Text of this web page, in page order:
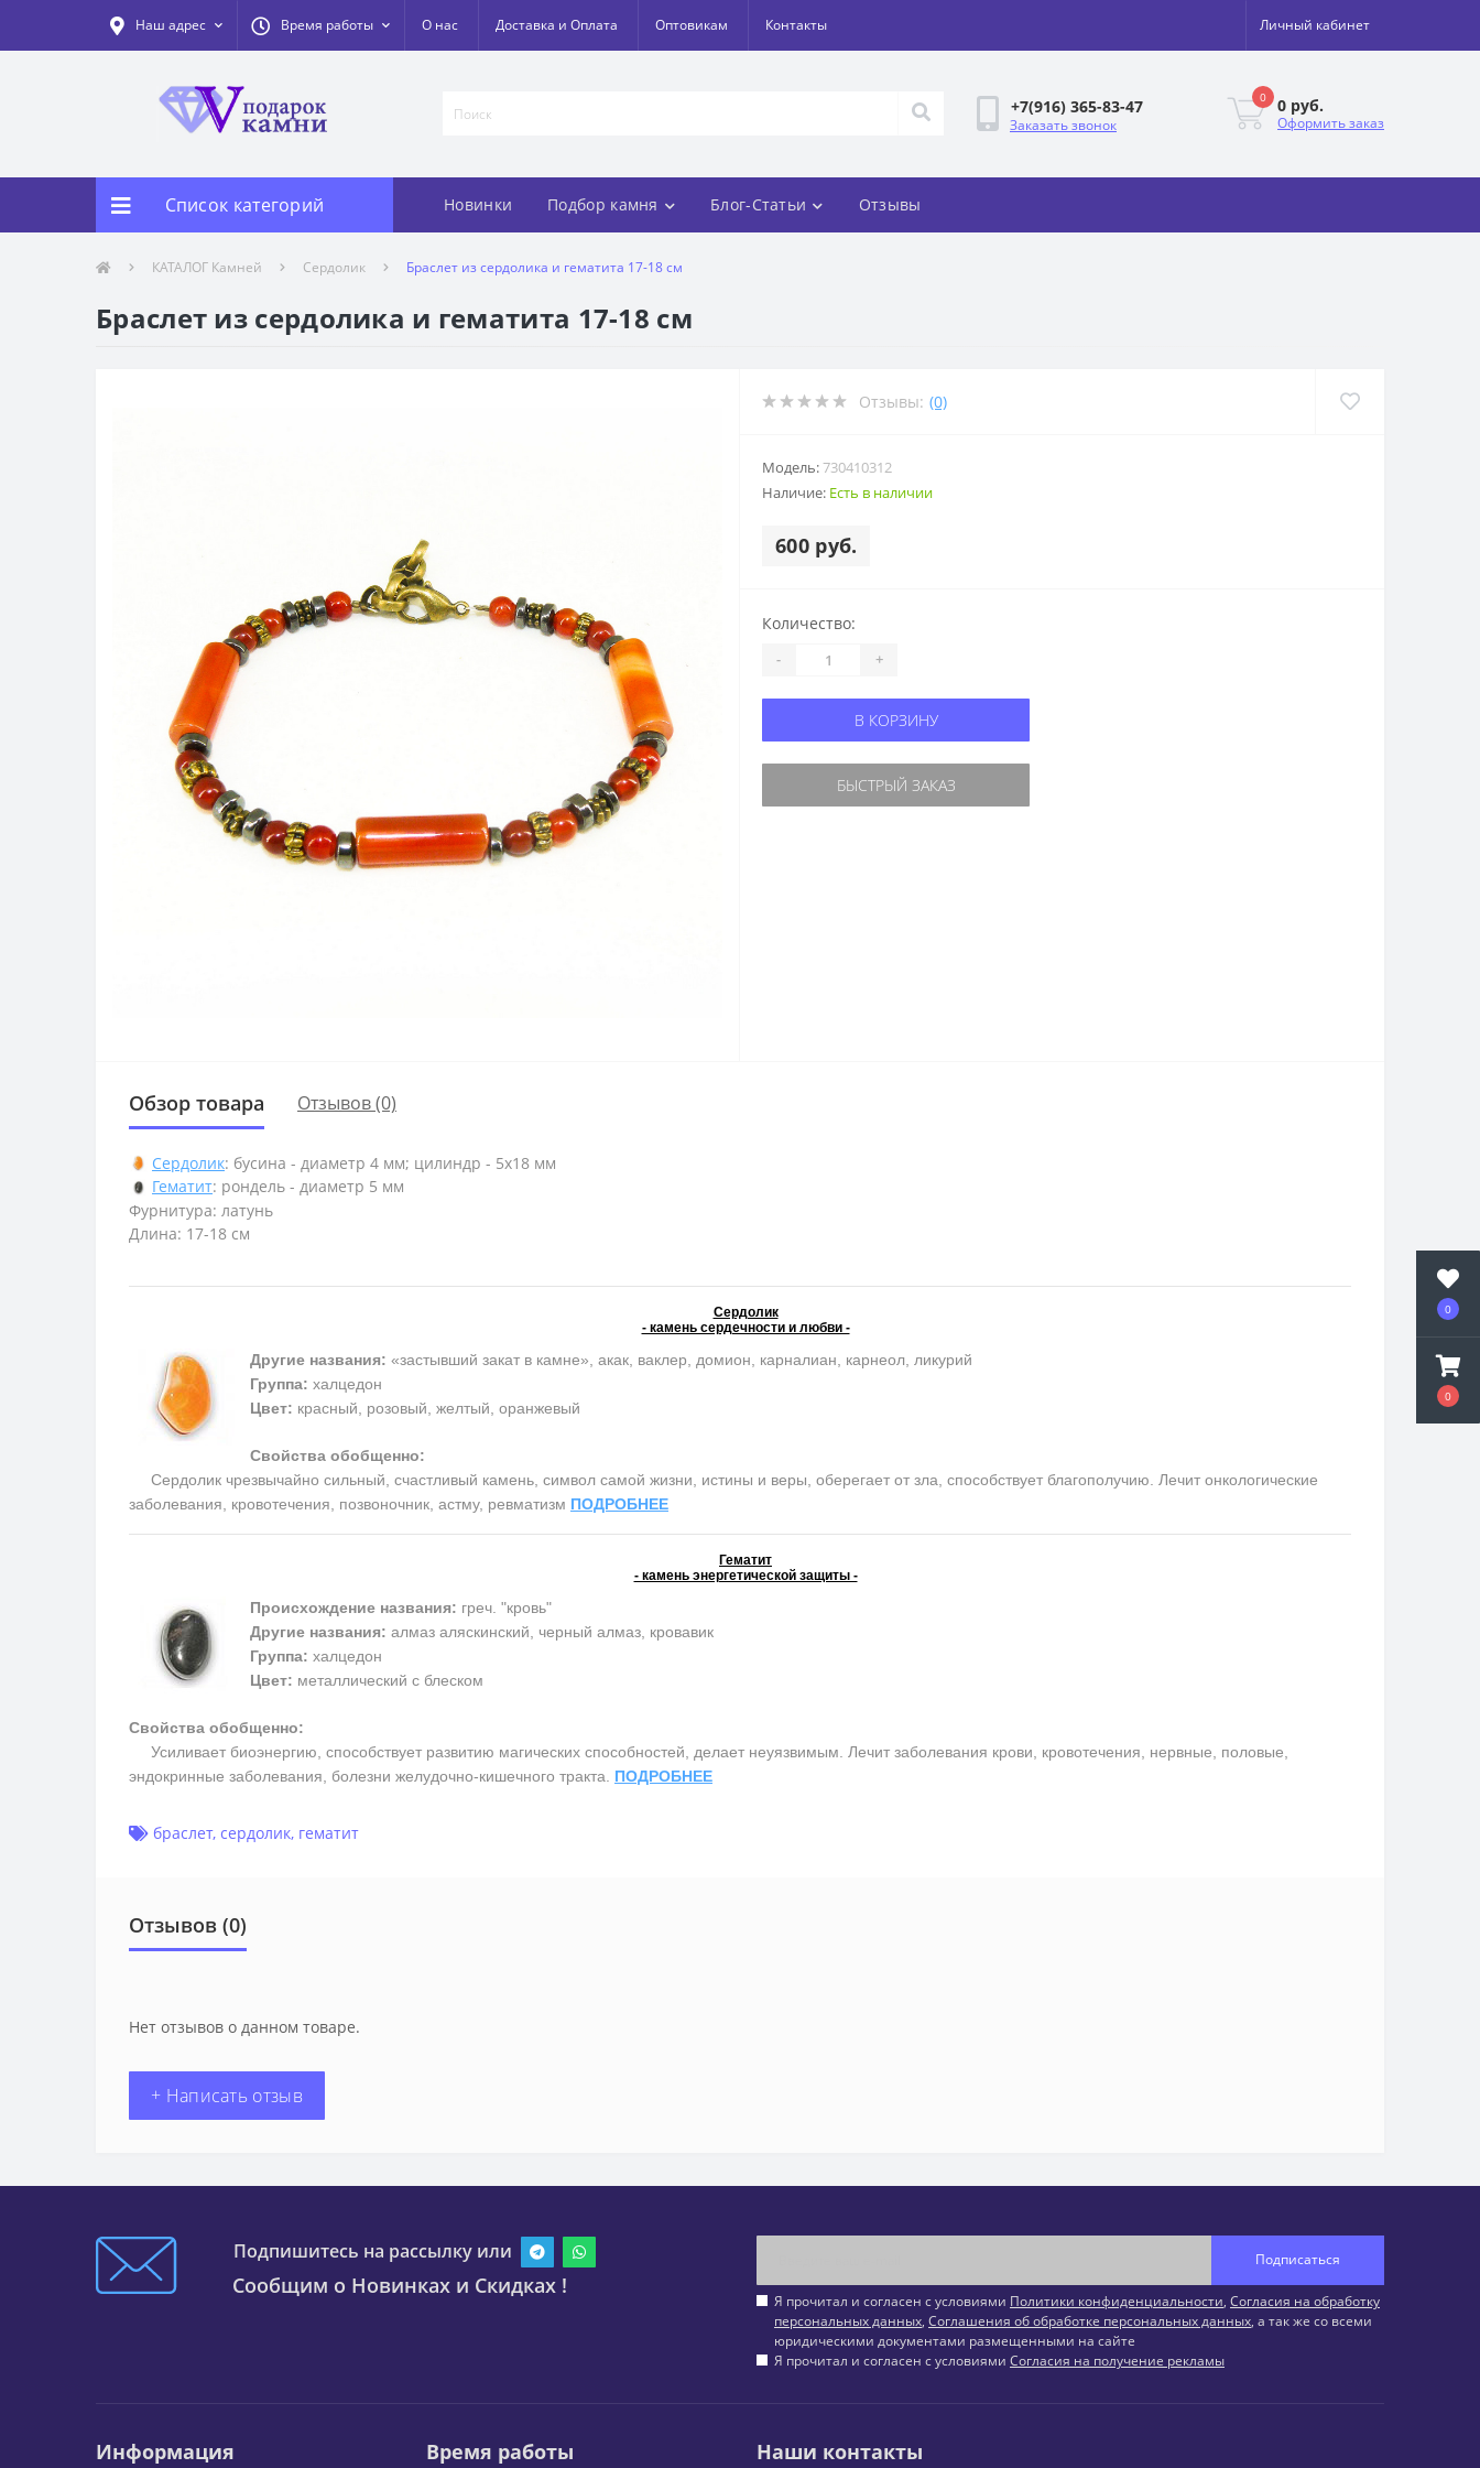
0
0
Наш адрес Время работы О нас Доставка и Оплата Оптовикам Контакты Личный кабинет
+7(916) 365-83-47
Заказать звонок
0 0 руб.
Оформить заказ
Список категорий Новинки Подбор камня Блог-Статьи Отзывы
КАТАЛОГ Камней Сердолик Браслет из сердолика и гематита 17-18 см
Браслет из сердолика и гематита 17-18 см
Отзывы: (0)
Модель:730410312
Наличие: Есть в наличии
600 руб.
Количество:
- +
В КОРЗИНУ
БЫСТРЫЙ ЗАКАЗ
Обзор товара Отзывов (0)
Сердолик: бусина - диаметр 4 мм; цилиндр - 5х18 мм
Гематит: рондель - диаметр 5 мм
Фурнитура: латунь
Длина: 17-18 см
Сердолик
- камень сердечности и любви -
Другие названия: «застывший закат в камне», акак, ваклер, домион, карналиан, карнеол, ликурий
Группа: халцедон
Цвет: красный, розовый, желтый, оранжевый
Свойства обобщенно:
Сердолик чрезвычайно сильный, счастливый камень, символ самой жизни, истины и веры, оберегает от зла, способствует благополучию. Лечит онкологические
заболевания, кровотечения, позвоночник, астму, ревматизм ПОДРОБНЕЕ
Гематит
- камень энергетической защиты -
Происхождение названия: греч. "кровь"
Другие названия: алмаз аляскинский, черный алмаз, кровавик
Группа: халцедон
Цвет: металлический с блеском
Свойства обобщенно:
Усиливает биоэнергию, способствует развитию магических способностей, делает неуязвимым. Лечит заболевания крови, кровотечения, нервные, половые,
эндокринные заболевания, болезни желудочно-кишечного тракта. ПОДРОБНЕЕ
браслет, сердолик, гематит
Отзывов (0)
Нет отзывов о данном товаре.
+ Написать отзыв
Подпишитесь на рассылку или
Сообщим о Новинках и Скидках !
Подписаться
Я прочитал и согласен с условиями Политики конфиденциальности, Согласия на обработку
персональных данных, Соглашения об обработке персональных данных, а так же со всеми
юридическими документами размещенными на сайте
Я прочитал и согласен с условиями Согласия на получение рекламы
Информация Время работы Наши контакты